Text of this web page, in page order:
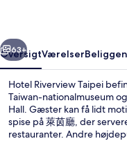
Næste
63+
OversigtVærelser
Hotel Riverview Taipei
Taiwan-nationalmuseum
Hall. Gæster kan få lidt
spise på 萊茵廳, der
restauranter. Andre